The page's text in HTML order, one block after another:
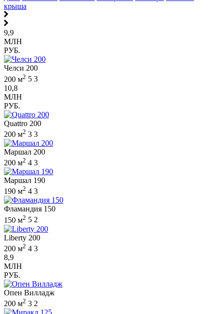
крыша
9,9
МЛН
РУБ.
Челси 200
200 м2 5 3
10,8
МЛН
РУБ.
Quattro 200
200 м2 3 3
Маршал 200
200 м2 4 3
Маршал 190
190 м2 4 3
Фламандия 150
150 м2 5 2
Liberty 200
200 м2 4 3
8,9
МЛН
РУБ.
Опен Вилладж
200 м2 3 2